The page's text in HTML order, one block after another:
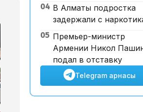
04 В Алматы подростка
задержали с
05 Премьер-министр
Армении Никол
подал в отставку
Telegram арнасы